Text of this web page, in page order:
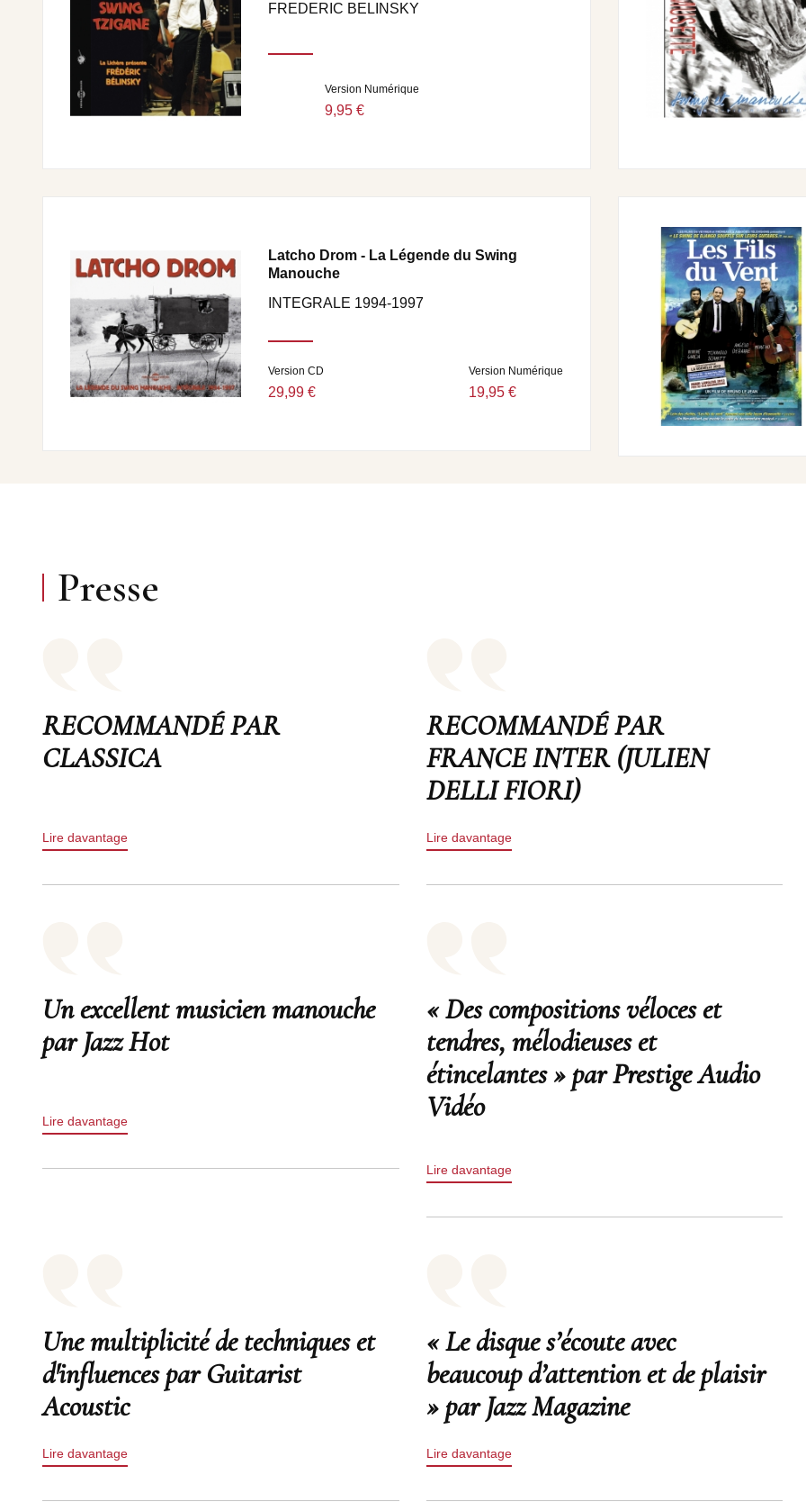
FREDERIC BELINSKY
Version Numérique
9,95 €
Latcho Drom - La Légende du Swing
Manouche
INTEGRALE 1994-1997
Version CD
29,99 €
Version Numérique
19,95 €
Presse
RECOMMANDÉ PAR
CLASSICA
Lire davantage
RECOMMANDÉ PAR
FRANCE INTER (JULIEN
DELLI FIORI)
Lire davantage
Un excellent musicien manouche
par Jazz Hot
Lire davantage
« Des compositions véloces et
tendres, mélodieuses et
étincelantes » par Prestige Audio
Vidéo
Lire davantage
Une multiplicité de techniques et
d'influences par Guitarist
Acoustic
Lire davantage
« Le disque s’écoute avec
beaucoup d’attention et de plaisir
» par Jazz Magazine
Lire davantage